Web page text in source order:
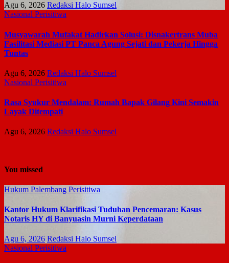
Agu 6, 2026 Redaksi Halo Sumsel
Nasional Perisitiwa
Musyawarah Mufakat Hadirkan Solusi: Disnakertrans Muba
Fasilitasi Mediasi PT Panca Agung Sejati dan Pekerja Hingga
Tuntas
Agu 6, 2026 Redaksi Halo Sumsel
Nasional Perisitiwa
Rasa Syukur Mendalam: Rumah Bapak Gilang Kini Semakin
Layak Ditempati
Agu 6, 2026 Redaksi Halo Sumsel
You missed
Hukum Palembang Perisitiwa
Kantor Hukum Klarifikasi Tuduhan Pencemaran: Kasus
Notaris HY di Banyuasin Murni Keperdataan
Agu 6, 2026 Redaksi Halo Sumsel
Nasional Perisitiwa